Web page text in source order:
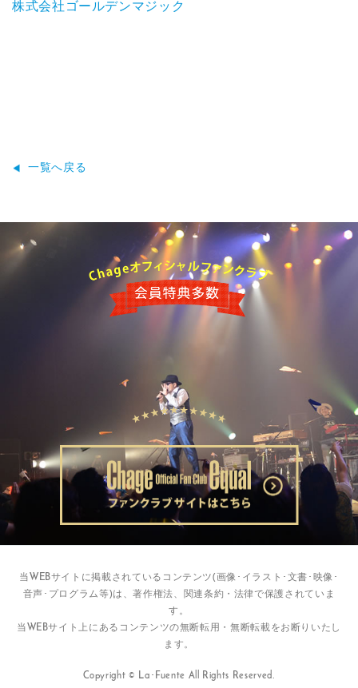
株式会社ゴールデンマジック
一覧へ戻る
当WEBサイトに掲載されているコンテンツ(画像･イラスト･文書･映像･
音声･プログラム等)は、著作権法、関連条約・法律で保護されていま
す。
当WEBサイト上にあるコンテンツの無断転用・無断転載をお断りいたし
ます。
Copyright © La･Fuente All Rights Reserved.